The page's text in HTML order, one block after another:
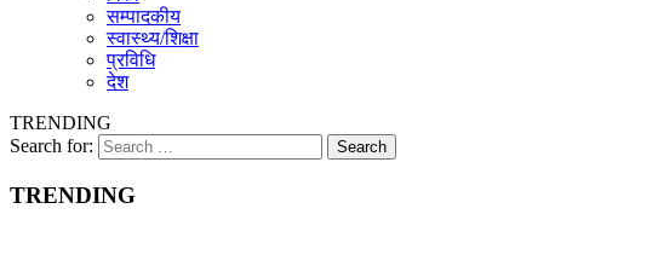
सम्पादकीय
स्वास्थ्य/शिक्षा
प्रविधि
देश
TRENDING
Search for:
TRENDING